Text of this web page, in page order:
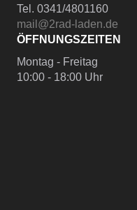
Tel. 0341/4801160
mail@2rad-laden.de
ÖFFNUNGSZEITEN
Montag - Freitag
10:00 - 18:00 Uhr